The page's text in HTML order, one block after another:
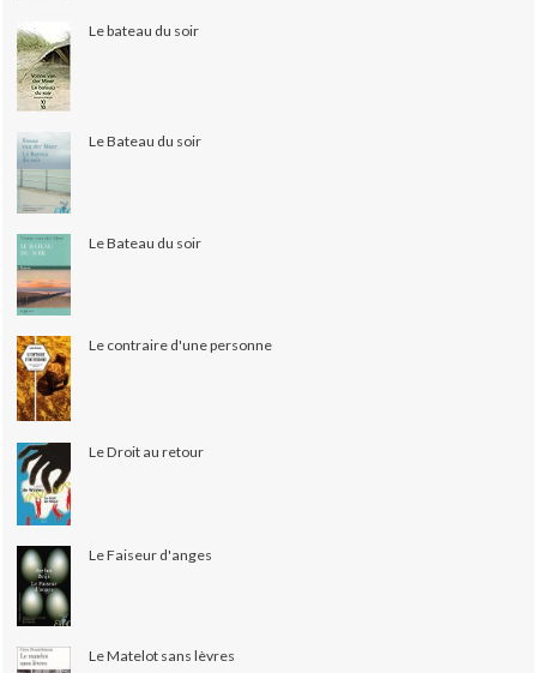
Le bateau du soir
Le Bateau du soir
Le Bateau du soir
Le contraire d'une personne
Le Droit au retour
Le Faiseur d'anges
Le Matelot sans lèvres